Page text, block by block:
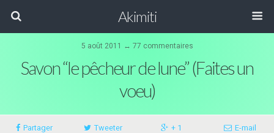
Akimiti
5 août 2011 ↔ 77 commentaires
Savon “le pêcheur de lune” (Faites un
voeu)
Partager Tweeter + 1 E-mail